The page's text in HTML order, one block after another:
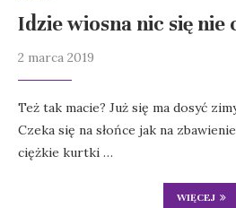
Idzie wiosna nic się nie
2 marca 2019
Też tak macie? Już się ma dosyć
Czeka się na słońce jak na
ciężkie kurtki …
WIĘCEJ